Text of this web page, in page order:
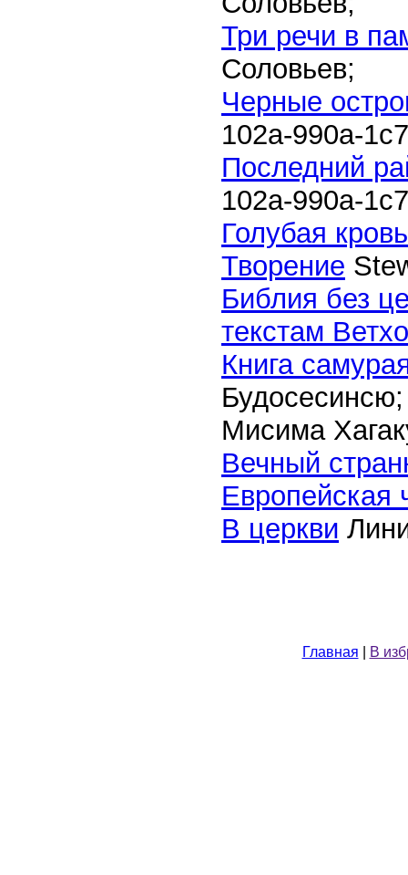
Три речи в
Соловьев;
Черные
102a-990a-
Последний
102a-990a-
Голубая
Творение
Библия без
текстам
Книга
Мисима
Вечный
Европейская
В церкви
Главная В